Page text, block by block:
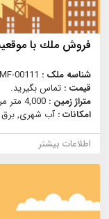
فروش ملك با
شناسه ملک : 00111
قیمت : تماس بگیرید.
متراژ زمین : 4,000 متر مربع
امکانات :آب شهری, برق
اطلاعات بیشتر